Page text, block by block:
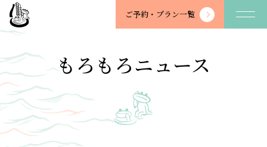
望
川
-
BOSENKAN
ご予約・ プラン一覧
もろもろニュース